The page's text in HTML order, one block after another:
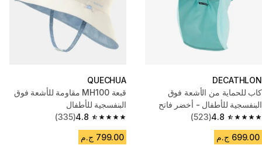
DECATHLON
كاب للحماية من الأشعة فوق
البنفسجية للأطفال - أخضر فاتح
4.8
4.8 out of 5 stars from 523 reviews
(523)
699.00 ج.م
QUECHUA
قبعة MH100 مقاومة للأشعة فوق
البنفسجية للأطفال
4.8
4.8 out of 5 stars from 335 reviews
(335)
799.00 ج.م